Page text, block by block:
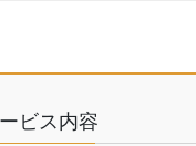
ビス内容